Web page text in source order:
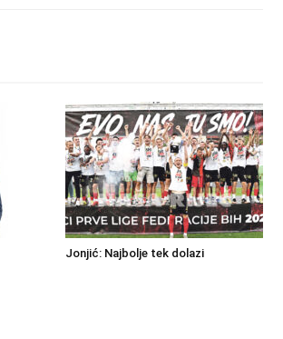
Jonjić: Najbolje tek dolazi